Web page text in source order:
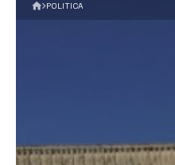
POLITICA